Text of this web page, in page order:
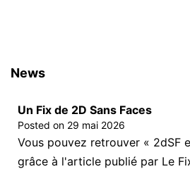
News
Un Fix de 2D Sans Faces
Posted on 29 mai 2026
Vous pouvez retrouver « 2dSF
grâce à l'article publié par Le